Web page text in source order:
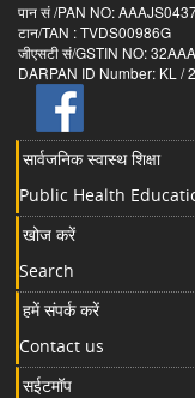
पान सं /PAN NO:
टान/TAN : TVDS00986G
जीएसटी सं/GSTIN NO:
DARPAN ID Number: KL /
सार्वजनिक स्वास्थ शिक्षा
Public Health
खोज करें
Search
हमें संपर्क करें
Contact us
सईटमॉप